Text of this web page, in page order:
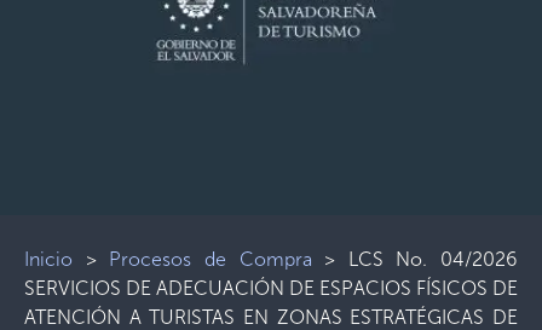
Inicio > Procesos de Compra > LCS No. 04/2026
SERVICIOS DE ADECUACIÓN DE ESPACIOS FÍSICOS DE
ATENCIÓN A TURISTAS EN ZONAS ESTRATÉGICAS DE